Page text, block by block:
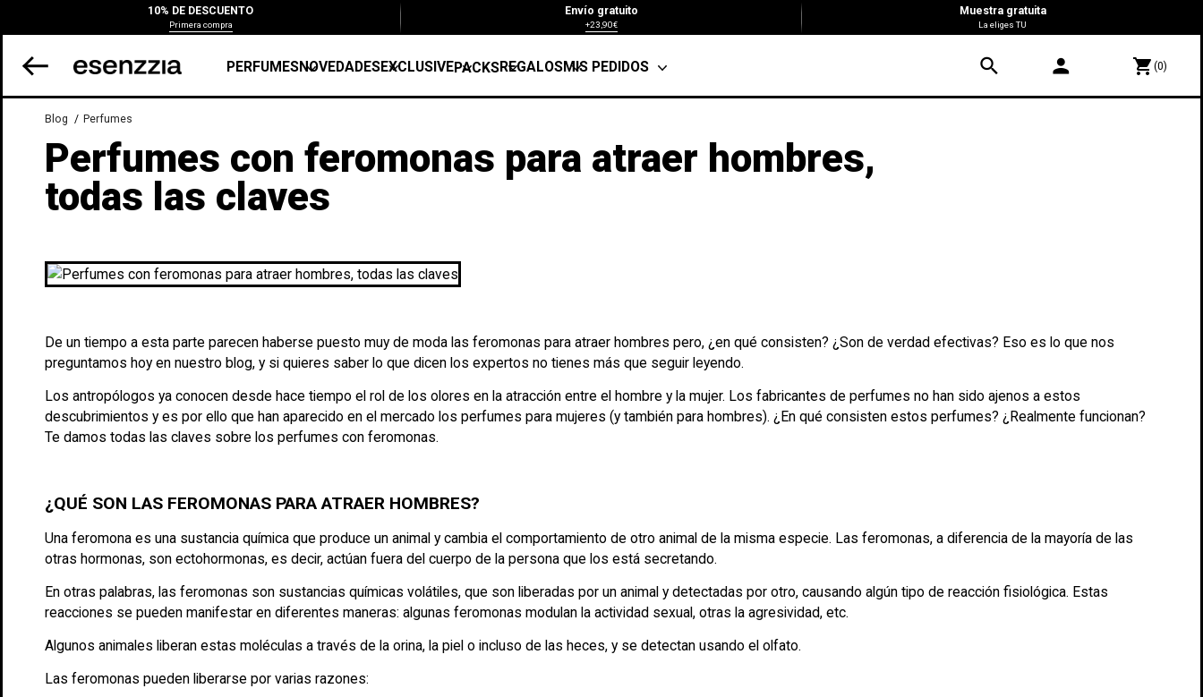
10% DE DESCUENTO
Primera compra
Envío gratuito
+23,90€
Muestra gratuita
La eliges TU
PERFUMESNOVEDADESEXCLUSIVEPACKSREGALOSMIS PEDIDOS search person shopping_cart(0)
Blog Perfumes
Perfumes con feromonas para atraer hombres,
todas las claves
De un tiempo a esta parte parecen haberse puesto muy de moda las feromonas para atraer hombres pero, ¿en qué consisten? ¿Son de verdad efectivas? Eso es lo que nos
preguntamos hoy en nuestro blog, y si quieres saber lo que dicen los expertos no tienes más que seguir leyendo.
Los antropólogos ya conocen desde hace tiempo el rol de los olores en la atracción entre el hombre y la mujer. Los fabricantes de perfumes no han sido ajenos a estos
descubrimientos y es por ello que han aparecido en el mercado los perfumes para mujeres (y también para hombres). ¿En qué consisten estos perfumes? ¿Realmente funcionan?
Te damos todas las claves sobre los perfumes con feromonas.
¿QUÉ SON LAS FEROMONAS PARA ATRAER HOMBRES?
Una feromona es una sustancia química que produce un animal y cambia el comportamiento de otro animal de la misma especie. Las feromonas, a diferencia de la mayoría de las
otras hormonas, son ectohormonas, es decir, actúan fuera del cuerpo de la persona que los está secretando.
En otras palabras, las feromonas son sustancias químicas volátiles, que son liberadas por un animal y detectadas por otro, causando algún tipo de reacción fisiológica. Estas
reacciones se pueden manifestar en diferentes maneras: algunas feromonas modulan la actividad sexual, otras la agresividad, etc.
Algunos animales liberan estas moléculas a través de la orina, la piel o incluso de las heces, y se detectan usando el olfato.
Las feromonas pueden liberarse por varias razones: